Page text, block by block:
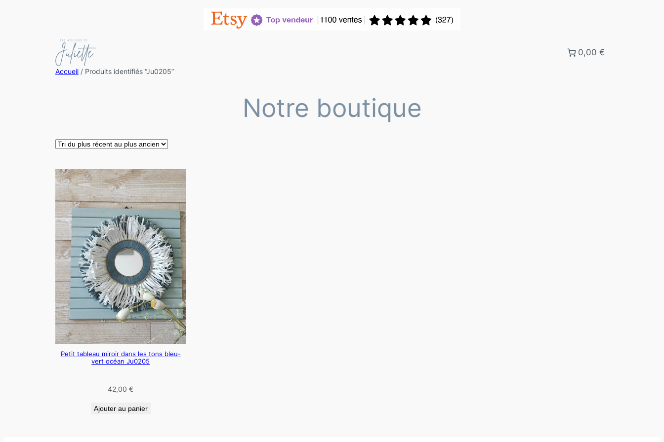
0,00 €
Accueil / Produits identifiés “Ju0205”
Notre boutique
Petit tableau miroir dans les tons bleu-
vert océan Ju0205
42,00€
Ajouter au panier